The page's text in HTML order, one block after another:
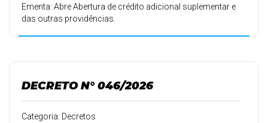
Ementa: Abre Abertura de crédito adicional suplementar e
das outras providências.
DECRETO N° 046/2026
Categoria: Decretos